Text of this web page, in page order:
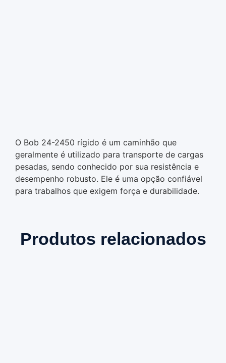
O Bob 24-2450 rígido é um caminhão que
geralmente é utilizado para transporte de cargas
pesadas, sendo conhecido por sua resistência e
desempenho robusto. Ele é uma opção confiável
para trabalhos que exigem força e durabilidade.
Produtos relacionados